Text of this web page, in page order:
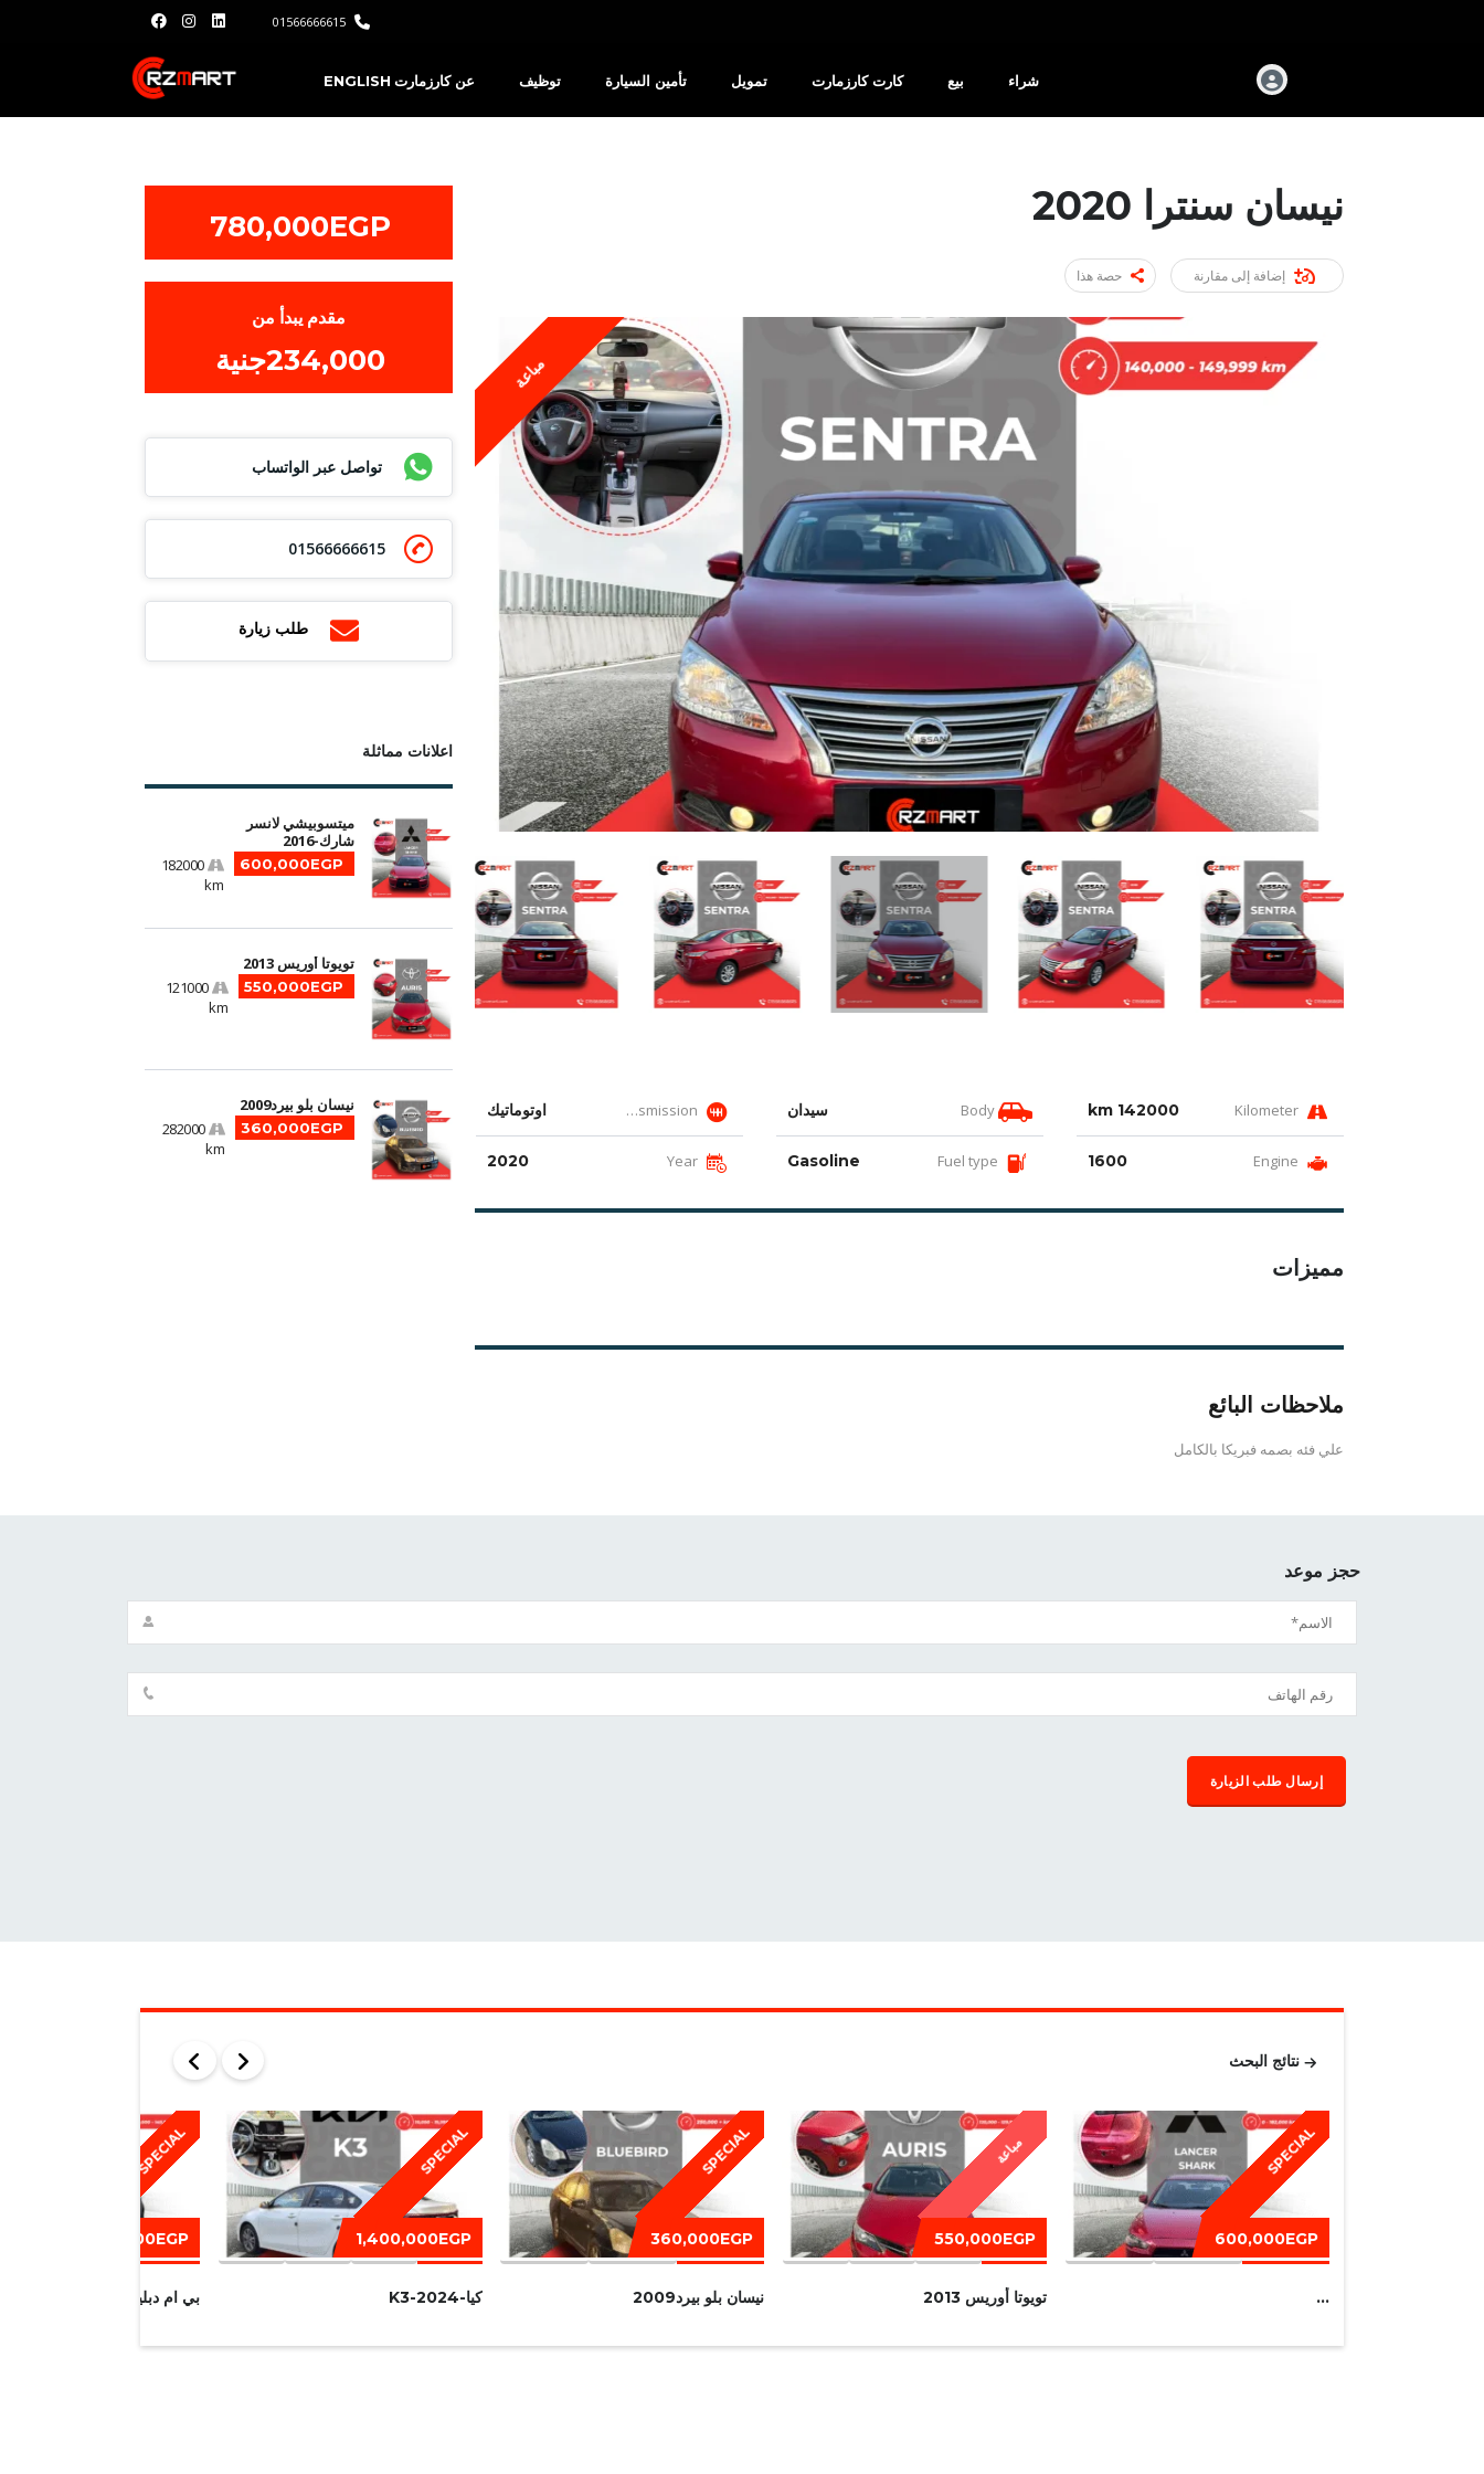
01566666615
شراء بيع كارت كارزمارت تمويل تأمين السيارة توظيف عن كارزمارت ENGLISH
نيسان سنترا 2020
إضافة إلى مقارنة حصة هذا
مباعة
142000 km
Body سيدان اوتوماتيك
1600
Gasoline
Year
2020
مميزات
ملاحظات البائع
علي فئه بصمه فبريكا بالكامل
780,000EGP
مقدم يبدأ من
234,000جنية
تواصل عبر الواتساب
01566666615
طلب زيارة
اعلانات مماثلة
ميتسوبيشي لانسر
شارك-2016
600,000EGP
182000
km
تويوتا أوريس 2013
550,000EGP
121000
km
نيسان بلو بيرد2009
360,000EGP
282000
km
حجز موعد
نتائج البحث
SPECIAL
600,000EGP
...
مباعة
550,000EGP
تويوتا أوريس 2013
SPECIAL
360,000EGP
نيسان بلو بيرد2009
SPECIAL
1,400,000EGP
كيا-K3-2024
SPECIAL
1,450,000EGP
بي ام دبليو I320-2016